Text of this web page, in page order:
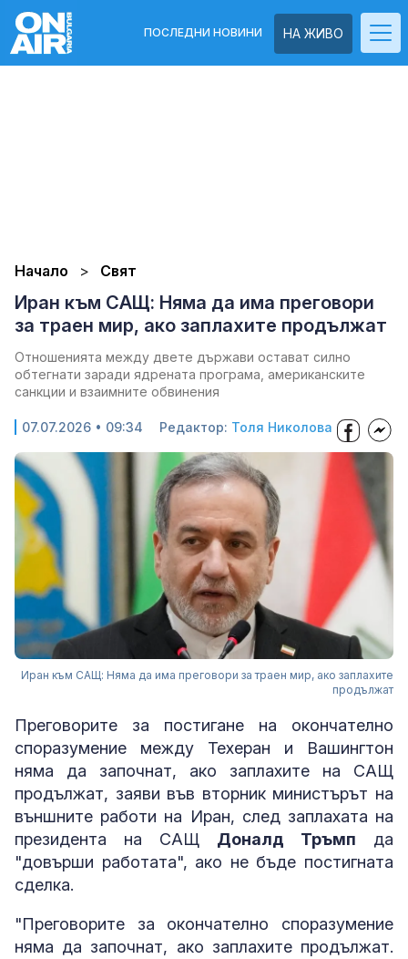
НА ЖИВО
ПОСЛЕДНИ НОВИНИ
Начало Свят
Иран към САЩ: Няма да има преговори
за траен мир, ако заплахите продължат
Отношенията между двете държави остават силно
обтегнати заради ядрената програма, американските
санкции и взаимните обвинения
07.07.2026 • 09:34 Редактор: Толя Николова
Иран към САЩ: Няма да има преговори за траен мир, ако заплахите
продължат
Преговорите за постигане на окончателно
споразумение между Техеран и Вашингтон
няма да започнат, ако заплахите на САЩ
продължат, заяви във вторник министърът на
външните работи на Иран, след заплахата на
президента на САЩ Доналд Тръмп да
"довърши работата", ако не бъде постигната
сделка.
"Преговорите за окончателно споразумение
няма да започнат, ако заплахите продължат.